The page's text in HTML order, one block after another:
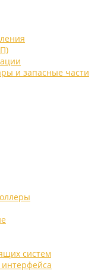
и запасные части
систем